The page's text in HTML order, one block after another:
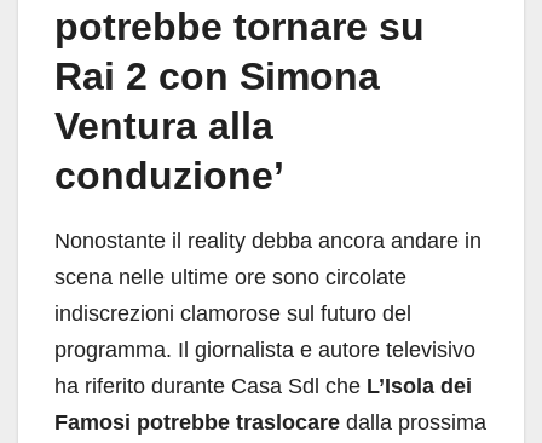
potrebbe tornare su
Rai 2 con Simona
Ventura alla
conduzione’
Nonostante il reality debba ancora andare in
scena nelle ultime ore sono circolate
indiscrezioni clamorose sul futuro del
programma. Il giornalista e autore televisivo
ha riferito durante Casa Sdl che L’Isola dei
Famosi potrebbe traslocare dalla prossima